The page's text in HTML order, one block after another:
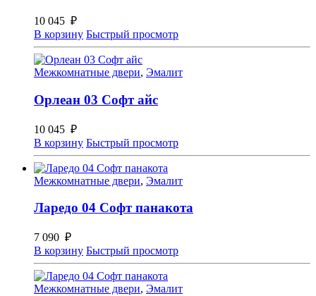
10 045 ₽
В корзину Быстрый просмотр
Межкомнатные двери, Эмалит
Орлеан 03 Софт айс
10 045 ₽
В корзину Быстрый просмотр
Межкомнатные двери, Эмалит
Ларедо 04 Софт панакота
7 090 ₽
В корзину Быстрый просмотр
Межкомнатные двери, Эмалит